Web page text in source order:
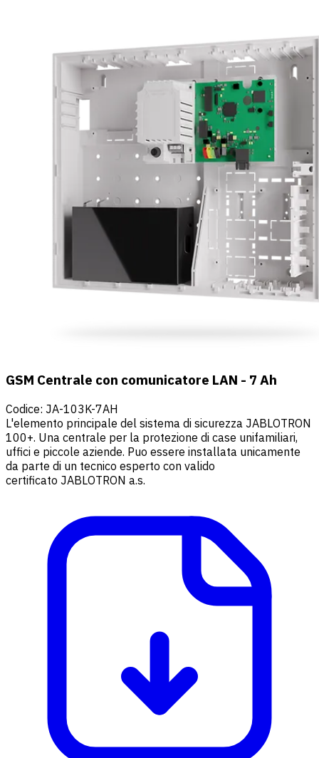
GSM Centrale con comunicatore LAN - 7 Ah
Codice: JA-103K-7AH
L'elemento principale del sistema di sicurezza JABLOTRON
100+. Una centrale per la protezione di case unifamiliari,
uffici e piccole aziende. Puo essere installata unicamente
da parte di un tecnico esperto con valido
certificato JABLOTRON a.s.